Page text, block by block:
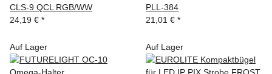
CLS-9 QCL RGB/WW
24,19 € *
PLL-384
21,01 € *
Auf Lager Auf Lager